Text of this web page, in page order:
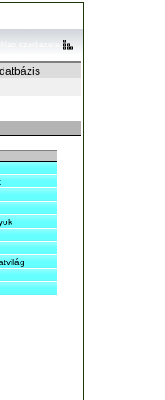
szerkezete